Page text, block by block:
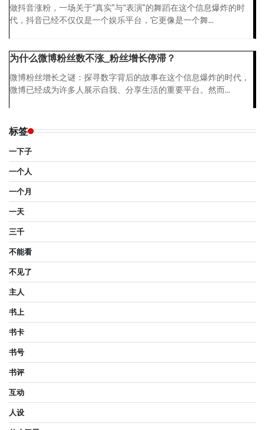
做抖音涨粉，一场关于“真实”与“表演”的舞蹈在这个信息爆炸的时
代，抖音已经不仅仅是一个娱乐平台，它更像是一个舞...
为什么微博粉丝数不涨_粉丝增长停滞？
微博粉丝增长之谜：探寻数字背后的故事在这个信息爆炸的时代，
微博已经成为许多人展示自我、分享生活的重要平台。然而...
标签
一下子
一个人
一个月
一天
三千
不能看
不见了
主人
书上
书卡
书号
书评
互动
人设